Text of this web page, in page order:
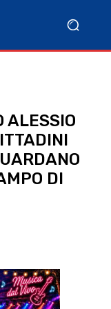
ALESSIO
DI